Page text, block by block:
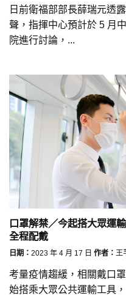
日前衛福部部長薛瑞元透
聲，指揮中心預計於 5 月
院進行討論，...
口罩解禁／今起搭大眾運
全程配戴
日期： 2023 年 4 月 17 日 作者： 王
考量疫情趨緩，相關戴口
始搭乘大眾公共運輸工具